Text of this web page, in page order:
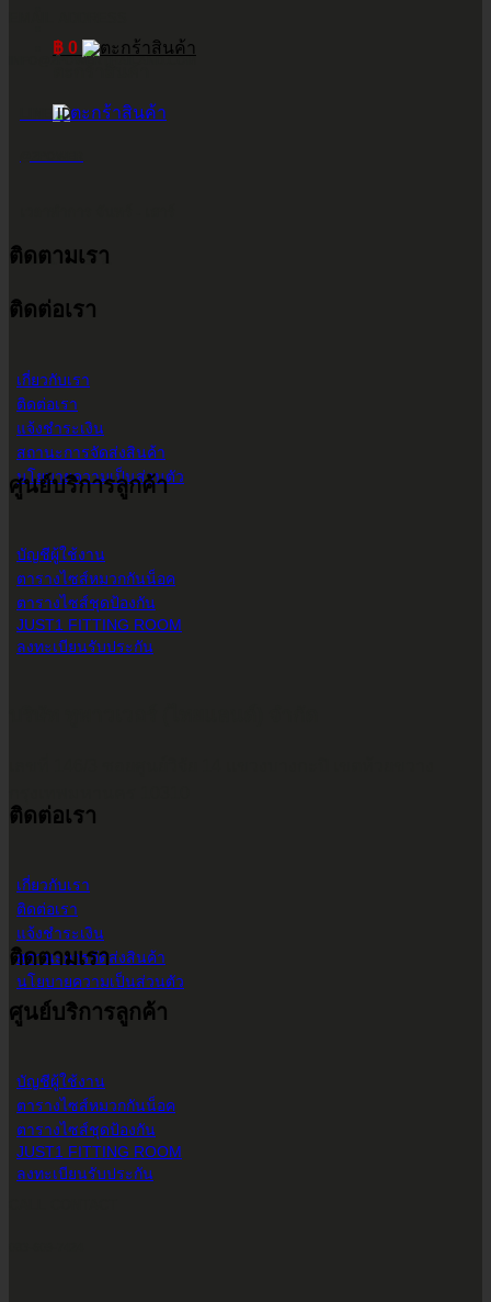
฿ 0
INFO@2POWERTHAILAND.COM
LINE ID
9.00 น. - 17.30 น.
ติดตามเรา
ติดต่อเรา
เกี่ยวกับเรา
ติดต่อเรา
แจ้งชำระเงิน
สถานะการจัดส่งสินค้า
นโยบายความเป็นส่วนตัว
ศูนย์บริการลูกค้า
บัญชีผู้ใช้งาน
ตารางไซส์หมวกกันน็อค
ตารางไซส์ชุดป้องกัน
JUST1 FITTING ROOM
ลงทะเบียนรับประกัน
ติดต่อเรา
เกี่ยวกับเรา
ติดต่อเรา
แจ้งชำระเงิน
สถานะการจัดส่งสินค้า
นโยบายความเป็นส่วนตัว
ติดตามเรา
ศูนย์บริการลูกค้า
บัญชีผู้ใช้งาน
ตารางไซส์หมวกกันน็อค
ตารางไซส์ชุดป้องกัน
JUST1 FITTING ROOM
ลงทะเบียนรับประกัน